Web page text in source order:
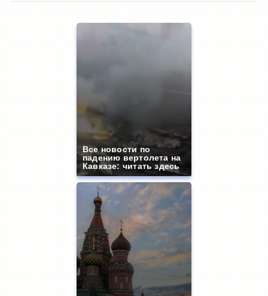
Все новости по
падению вертолета на
Кавказе: читать здесь